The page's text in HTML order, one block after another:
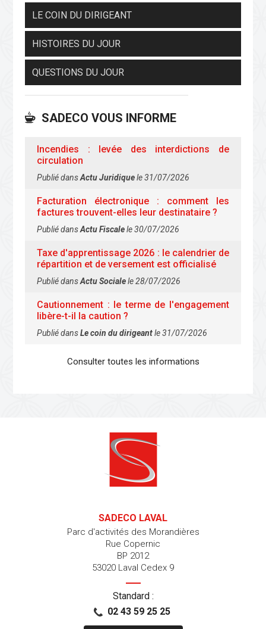
LE COIN DU DIRIGEANT
HISTOIRES DU JOUR
QUESTIONS DU JOUR
SADECO VOUS INFORME
Incendies : levée des interdictions de
circulation
Publié dansActu Juridiquele 31/07/2026
Facturation électronique : comment les
factures trouvent-elles leur destinataire ?
Publié dansActu Fiscalele 30/07/2026
Taxe d'apprentissage 2026 : le calendrier de
répartition et de versement est officialisé
Publié dansActu Socialele 28/07/2026
Cautionnement : le terme de l'engagement
libère-t-il la caution ?
Publié dansLe coin du dirigeantle 31/07/2026
Consulter toutes les informations
SADECO LAVAL
Parc d'activités des Morandières
Rue Copernic
BP 2012
53020 Laval Cedex 9
Standard :
02 43 59 25 25